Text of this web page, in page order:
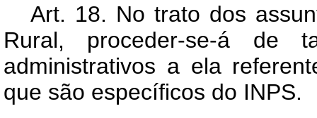
Art. 18. No trato dos
Rural, proceder-se-á
administrativos a ela
que são específicos do INPS.